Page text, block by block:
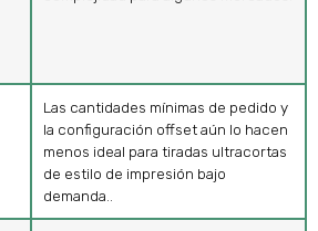
Las cantidades mínimas de pedido y
la configuración offset aún lo hacen
menos ideal para tiradas ultracortas
de estilo de impresión bajo
demanda..